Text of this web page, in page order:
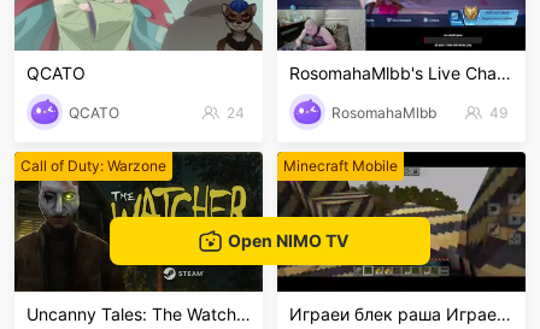
QCATO
QCATO 24
RosomahaMlbb's Live Channel
RosomahaMlbb 49
Call of Duty: Warzone
Uncanny Tales: The Watcher
Minecraft Mobile
Играеи блек раша Играем в маинкрафт
Open NIMO TV
sentinelEnd